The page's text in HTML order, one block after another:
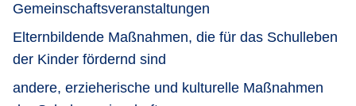
Gemeinschaftsveranstaltungen
Elternbildende Maßnahmen, die für das Schulleben
der Kinder fördernd sind
andere, erzieherische und kulturelle Maßnahmen